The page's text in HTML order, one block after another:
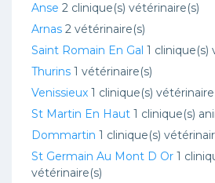
Anse 2 clinique(s) vétérinaire(s)
Arnas 2 vétérinaire(s)
Saint Romain En Gal 1 clinique(s)
Thurins 1 vétérinaire(s)
Venissieux 1 clinique(s)
St Martin En Haut 1 clinique(s)
Dommartin 1 clinique(s)
St Germain Au Mont D Or 1
vétérinaire(s)